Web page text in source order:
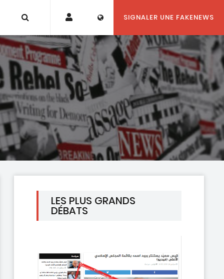
SIGNALER UNE FAKENEWS
LES PLUS GRANDS
DÉBATS